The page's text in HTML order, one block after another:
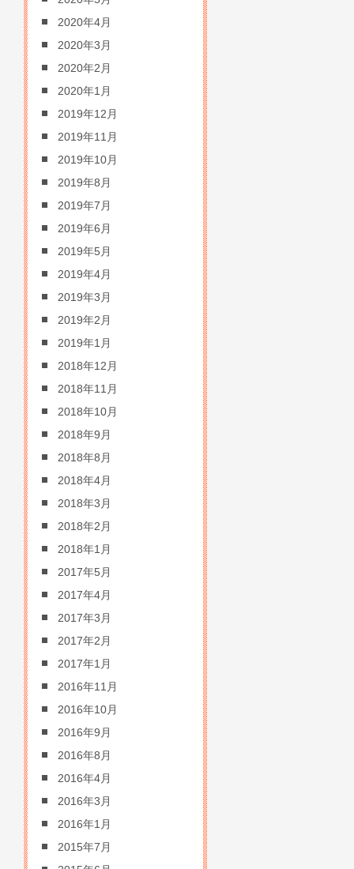
2020年4月
2020年3月
2020年2月
2020年1月
2019年12月
2019年11月
2019年10月
2019年8月
2019年7月
2019年6月
2019年5月
2019年4月
2019年3月
2019年2月
2019年1月
2018年12月
2018年11月
2018年10月
2018年9月
2018年8月
2018年4月
2018年3月
2018年2月
2018年1月
2017年5月
2017年4月
2017年3月
2017年2月
2017年1月
2016年11月
2016年10月
2016年9月
2016年8月
2016年4月
2016年3月
2016年1月
2015年7月